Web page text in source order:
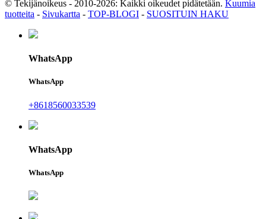
© Tekijänoikeus - 2010-2026: Kaikki oikeudet pidätetään. Kuumia
tuotteita - Sivukartta - TOP-BLOGI - SUOSITUIN HAKU
WhatsApp
WhatsApp
+8618560033539
WhatsApp
WhatsApp